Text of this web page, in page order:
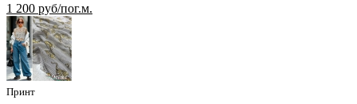
1 200 руб/пог.м.
Принт